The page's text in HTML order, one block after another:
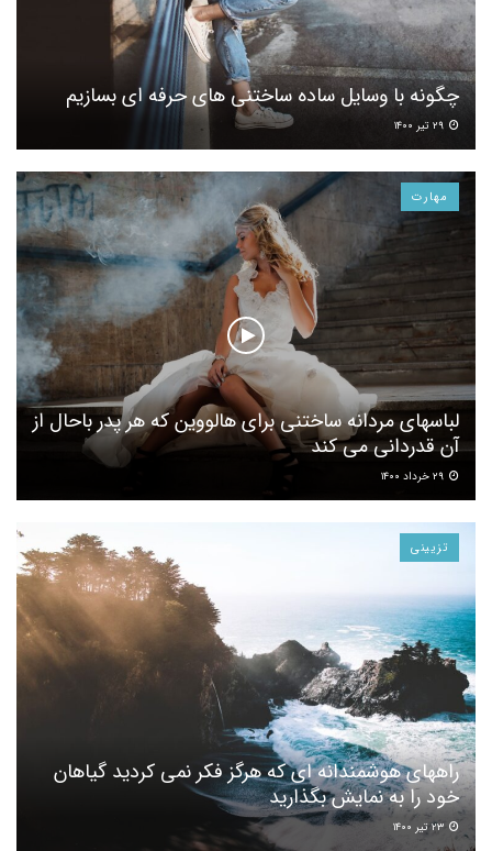
چگونه با وسایل ساده ساختنی های حرفه ای بسازیم
مهارت
لباسهای مردانه ساختنی برای هالووین که هر پدر باحال از
آن قدردانی می کند
تزیینی
راههای هوشمندانه ای که هرگز فکر نمی کردید گیاهان
خود را به نمایش بگذارید